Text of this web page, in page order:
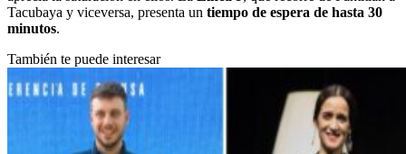
Tacubaya y viceversa, presenta un tiempo de espera de hasta 30
minutos.
También te puede interesar